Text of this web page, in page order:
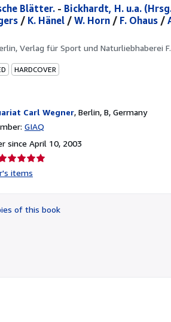
Blätter. - Bickhardt, H. u.a.
/ K. Hänel / W. Horn / F. Ohaus /
Verlag für Sport und Naturliebhaberei
HARDCOVER
Carl Wegner, Berlin, B, Germany
GIAQ
since April 10, 2003
rating
of
items
of this book